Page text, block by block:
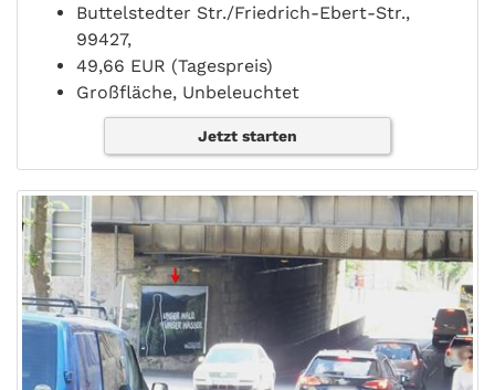
Buttelstedter Str./Friedrich-Ebert-Str.,
99427,
49,66 EUR (Tagespreis)
Großfläche, Unbeleuchtet
Jetzt starten